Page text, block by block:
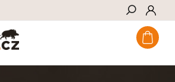
Hledat